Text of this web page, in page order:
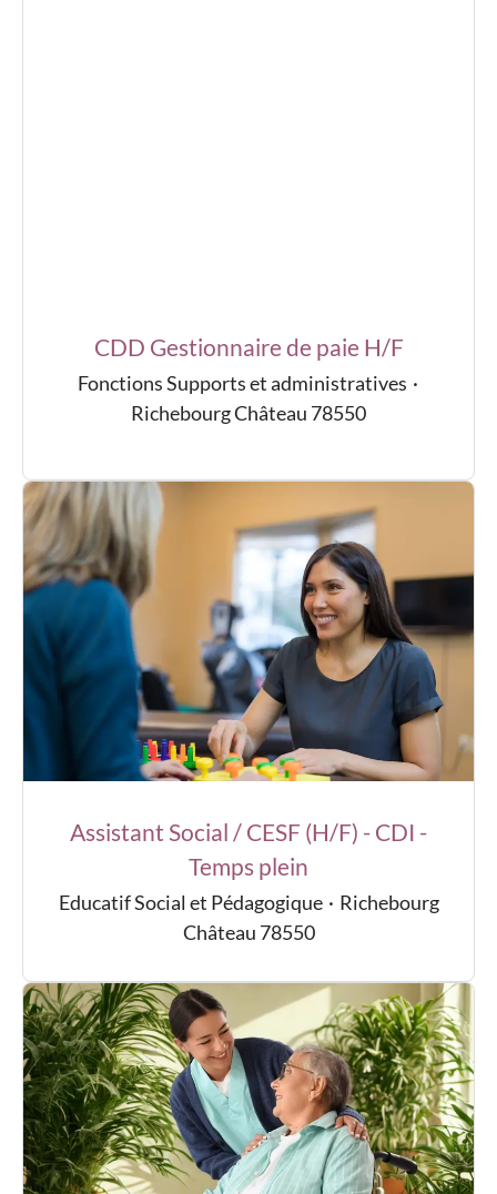
CDD Gestionnaire de paie H/F
Fonctions Supports et administratives ·
Richebourg Château 78550
Assistant Social / CESF (H/F) - CDI -
Temps plein
Educatif Social et Pédagogique · Richebourg
Château 78550